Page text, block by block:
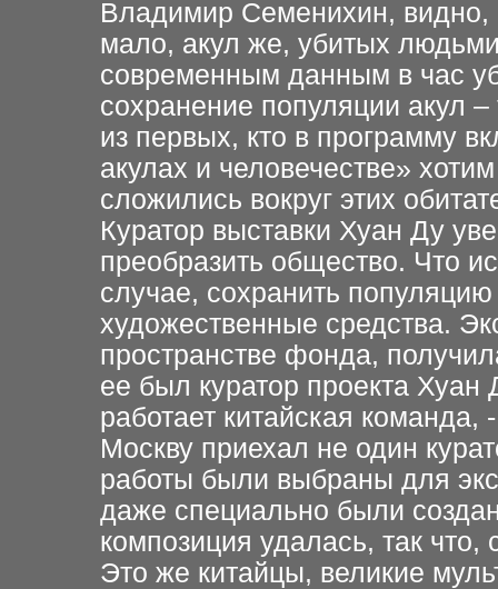
Владимир Семенихин, видно,
мало, акул же, убитых
современным данным в час
сохранение популяции акул
из первых, кто в программу
акулах и человечестве»
сложились вокруг этих
Куратор выставки Хуан Ду
преобразить общество. Что
случае, сохранить
художественные средства.
пространстве фонда,
ее был куратор проекта
работает китайская
Москву приехал не один
работы были выбраны для
даже специально были
композиция удалась, так что,
Это же китайцы, великие